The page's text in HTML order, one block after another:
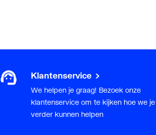
Klantenservice
We helpen je graag! Bezoek onze
klantenservice om te kijken hoe we je
verder kunnen helpen